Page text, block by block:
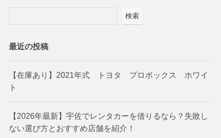
検索
最近の投稿
【在庫あり】2021年式 トヨタ プロボックス ホワイ
ト
【2026年最新】宇佐でレンタカーを借りるなら？失敗し
ない選び方とおすすめ店舗を紹介！